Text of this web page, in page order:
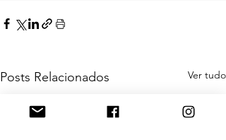
Posts Relacionados Ver tudo